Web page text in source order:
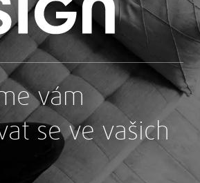
vám
se ve vašich